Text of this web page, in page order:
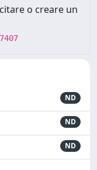
o creare un
ND
ND
ND